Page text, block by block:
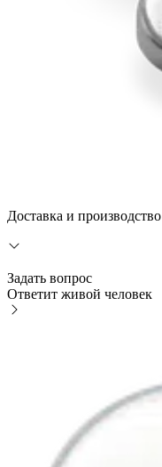
Доставка и производство
Задать вопрос
Ответит живой человек